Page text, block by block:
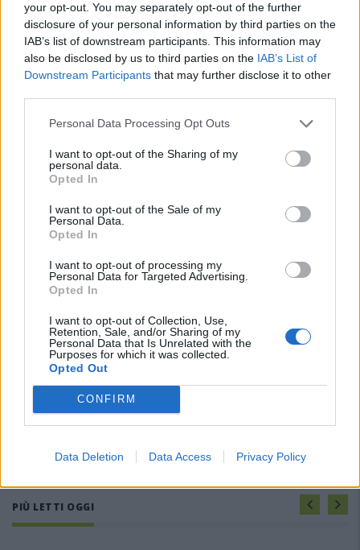
your opt-out. You may separately opt-out of the further
disclosure of your personal information by third parties on the
IAB’s list of downstream participants. This information may
also be disclosed by us to third parties on the IAB’s List of
Downstream Participants that may further disclose it to other
Personal Data Processing Opt Outs
I want to opt-out of the Sharing of my
personal data.
Opted In
I want to opt-out of the Sale of my
Personal Data.
Opted In
I want to opt-out of processing my
Personal Data for Targeted Advertising.
Opted In
I want to opt-out of Collection, Use,
Retention, Sale, and/or Sharing of my
Personal Data that Is Unrelated with the
Purposes for which it was collected.
Opted Out
CONFIRM
Data Deletion Data Access Privacy Policy
PIÙ LETTI OGGI